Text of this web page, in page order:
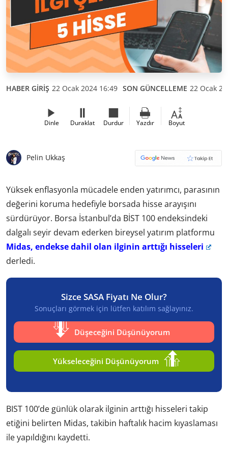
HABER GİRİŞ 22 Ocak 2024 16:49 SON GÜNCELLEME 22 Ocak
Dinle Duraklat Durdur Yazdır Boyut
Pelin Ukkaş
Yüksek enflasyonla mücadele enden yatırımcı, parasının
değerini koruma hedefiyle borsada hisse arayışını
sürdürüyor. Borsa İstanbul’da BİST 100 endeksindeki
dalgalı seyir devam ederken bireysel yatırım platformu
Midas, endekse dahil olan ilginin arttığı hisseleri
derledi.
Sizce SASA Fiyatı Ne Olur?
Sonuçları görmek için lütfen katılım sağlayınız.
Düşeceğini Düşünüyorum
Yükseleceğini Düşünüyorum
BIST 100’de günlük olarak ilginin arttığı hisseleri takip
etiğini belirten Midas, takibin haftalık hacim kıyaslaması
ile yapıldığını kaydetti.